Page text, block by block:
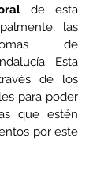
de esta
las
de
Esta
de los
para poder
que estén
por este